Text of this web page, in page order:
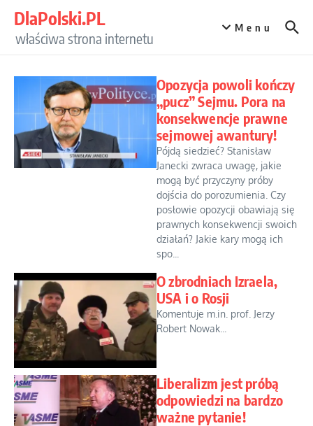
DlaPolski.PL
właściwa strona internetu
Menu
Opozycja powoli kończy
„pucz” Sejmu. Pora na
konsekwencje prawne
sejmowej awantury!
Pójdą siedzieć? Stanisław
Janecki zwraca uwagę, jakie
mogą być przyczyny próby
dojścia do porozumienia. Czy
posłowie opozycji obawiają się
prawnych konsekwencji swoich
działań? Jakie kary mogą ich
spo...
O zbrodniach Izraela,
USA i o Rosji
Komentuje m.in. prof. Jerzy
Robert Nowak...
Liberalizm jest próbą
odpowiedzi na bardzo
ważne pytanie!